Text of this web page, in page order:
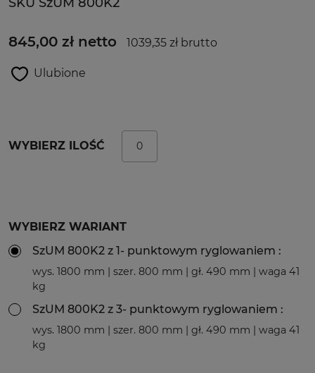
845,00 zł netto 1039,35 zł brutto
Ulubione
WYBIERZ ILOŚĆ
WYBIERZ WARIANT
SzUM 800K2 z 1- punktowym ryglowaniem :
wys. 1800 mm | szer. 800 mm | gł. 490 mm | waga 41
kg
SzUM 800K2 z 3- punktowym ryglowaniem :
wys. 1800 mm | szer. 800 mm | gł. 490 mm | waga 41
kg